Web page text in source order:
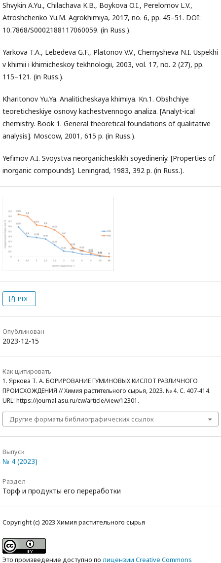
Shvykin A.Yu., Chilachava K.B., Boykova O.I., Perelomov L.V.,
Atroshchenko Yu.M. Agrokhimiya, 2017, no. 6, pp. 45–51. DOI:
10.7868/S0002188117060059. (in Russ.).
Yarkova T.A., Lebedeva G.F., Platonov V.V., Chernysheva N.I. Uspekhi
v khimii i khimicheskoy tekhnologii, 2003, vol. 17, no. 2 (27), pp.
115–121. (in Russ.).
Kharitonov Yu.Ya. Analiticheskaya khimiya. Kn.1. Obshchiye
teoreticheskiye osnovy kachestvennogo analiza. [Analyt-ical
chemistry. Book 1. General theoretical foundations of qualitative
analysis]. Moscow, 2001, 615 p. (in Russ.).
Yefimov A.I. Svoystva neorganicheskikh soyedineniy. [Properties of
inorganic compounds]. Leningrad, 1983, 392 p. (in Russ.).
PDF
Опубликован
2023-12-15
Как цитировать
1. Яркова Т. А. БОРИРОВАНИЕ ГУМИНОВЫХ КИСЛОТ РАЗЛИЧНОГО
ПРОИСХОЖДЕНИЯ // Химия растительного сырья, 2023. № 4. С. 407-414.
URL: https://journal.asu.ru/cw/article/view/12301.
Другие форматы библиографических ссылок
Выпуск
№ 4 (2023)
Раздел
Торф и продукты его переработки
Copyright (c) 2023 Химия растительного сырья
Это произведение доступно по лицензии Creative Commons